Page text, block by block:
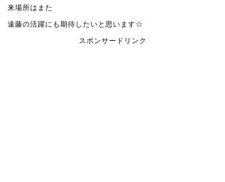
来場所はまた
遠藤の活躍にも期待したいと思います☆
スポンサードリンク